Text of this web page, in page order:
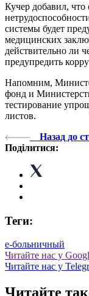
Кучер добавил,
системы будет
медицинских
действительно ли
предупредить
Напомним,
фонд и
тестирование
листов.
Назад до
Поділитися:
Теги:
е-больничный
Читайте нас у
Читайте нас у
Читайте